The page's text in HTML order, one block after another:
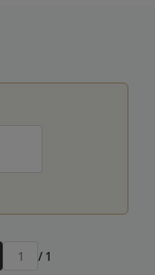
Přejít
/ 1